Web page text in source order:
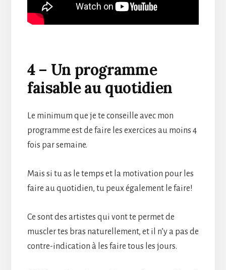
4 – Un programme
faisable au quotidien
Le minimum que je te conseille avec mon
programme est de faire les exercices au moins 4
fois par semaine.
Mais si tu as le temps et la motivation pour les
faire au quotidien, tu peux également le faire!
Ce sont des artistes qui vont te permet de
muscler tes bras naturellement, et il n’y a pas de
contre-indication à les faire tous les jours.